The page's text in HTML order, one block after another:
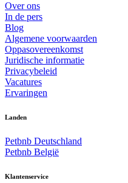
Over ons
In de pers
Blog
Algemene voorwaarden
Oppasovereenkomst
Juridische informatie
Privacybeleid
Vacatures
Ervaringen
Landen
Petbnb Deutschland
Petbnb België
Klantenservice